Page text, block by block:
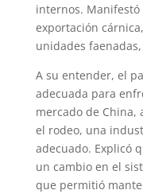
internos. Manifestó
exportación
unidades
A su entender, el
adecuada para
mercado de China,
el rodeo, una
adecuado. Explicó
un cambio en el
que permitió